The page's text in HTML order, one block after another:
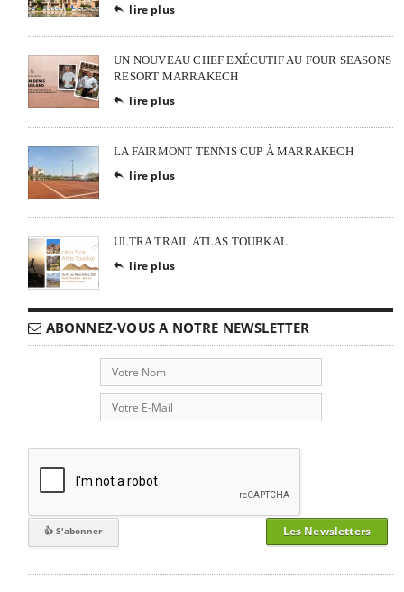
 lire plus
UN NOUVEAU CHEF EXÉCUTIF AU FOUR SEASONS
RESORT MARRAKECH
 lire plus
LA FAIRMONT TENNIS CUP À MARRAKECH
 lire plus
ULTRA TRAIL ATLAS TOUBKAL
 lire plus
ABONNEZ-VOUS A NOTRE NEWSLETTER
Les Newsletters